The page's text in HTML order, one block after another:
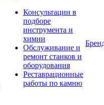
Консультации в
подборе
инструмента и
химии
Обслуживание и
ремонт станков и
оборудования
Реставрационные
работы по камню